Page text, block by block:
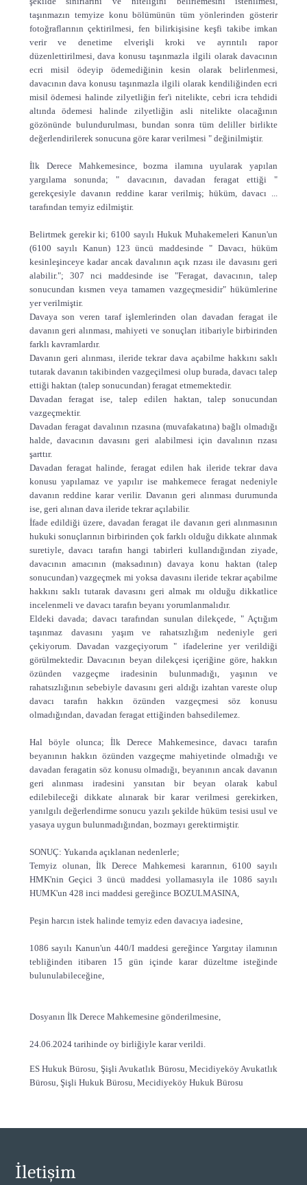
taşınmazın temyize konu bölümünün tüm yönlerinden gösterir
fotoğraflarının çektirilmesi, fen bilirkişisine keşfi takibe imkan
verir ve denetime elverişli kroki ve ayrıntılı rapor
düzenlettirilmesi, dava konusu taşınmazla ilgili olarak davacının
ecri misil ödeyip ödemediğinin kesin olarak belirlenmesi,
davacının dava konusu taşınmazla ilgili olarak kendiliğinden ecri
misil ödemesi halinde zilyetliğin fer'i nitelikte, cebri icra tehdidi
altında ödemesi halinde zilyetliğin asli nitelikte olacağının
gözönünde bulundurulması, bundan sonra tüm deliller birlikte
değerlendirilerek sonucuna göre karar verilmesi " değinilmiştir.
İlk Derece Mahkemesince, bozma ilamına uyularak yapılan
yargılama sonunda; " davacının, davadan feragat ettiği "
gerekçesiyle davanın reddine karar verilmiş; hüküm, davacı ...
tarafından temyiz edilmiştir.
Belirtmek gerekir ki; 6100 sayılı Hukuk Muhakemeleri Kanun'un
(6100 sayılı Kanun) 123 üncü maddesinde " Davacı, hüküm
kesinleşinceye kadar ancak davalının açık rızası ile davasını geri
alabilir."; 307 nci maddesinde ise "Feragat, davacının, talep
sonucundan kısmen veya tamamen vazgeçmesidir" hükümlerine
yer verilmiştir.
Davaya son veren taraf işlemlerinden olan davadan feragat ile
davanın geri alınması, mahiyeti ve sonuçları itibariyle birbirinden
farklı kavramlardır.
Davanın geri alınması, ileride tekrar dava açabilme hakkını saklı
tutarak davanın takibinden vazgeçilmesi olup burada, davacı talep
ettiği haktan (talep sonucundan) feragat etmemektedir.
Davadan feragat ise, talep edilen haktan, talep sonucundan
vazgeçmektir.
Davadan feragat davalının rızasına (muvafakatına) bağlı olmadığı
halde, davacının davasını geri alabilmesi için davalının rızası
şarttır.
Davadan feragat halinde, feragat edilen hak ileride tekrar dava
konusu yapılamaz ve yapılır ise mahkemece feragat nedeniyle
davanın reddine karar verilir. Davanın geri alınması durumunda
ise, geri alınan dava ileride tekrar açılabilir.
İfade edildiği üzere, davadan feragat ile davanın geri alınmasının
hukuki sonuçlarının birbirinden çok farklı olduğu dikkate alınmak
suretiyle, davacı tarafın hangi tabirleri kullandığından ziyade,
davacının amacının (maksadının) davaya konu haktan (talep
sonucundan) vazgeçmek mi yoksa davasını ileride tekrar açabilme
hakkını saklı tutarak davasını geri almak mı olduğu dikkatlice
incelenmeli ve davacı tarafın beyanı yorumlanmalıdır.
Eldeki davada; davacı tarafından sunulan dilekçede, " Açtığım
taşınmaz davasını yaşım ve rahatsızlığım nedeniyle geri
çekiyorum. Davadan vazgeçiyorum " ifadelerine yer verildiği
görülmektedir. Davacının beyan dilekçesi içeriğine göre, hakkın
özünden vazgeçme iradesinin bulunmadığı, yaşının ve
rahatsızlığının sebebiyle davasını geri aldığı izahtan vareste olup
davacı tarafın hakkın özünden vazgeçmesi söz konusu
olmadığından, davadan feragat ettiğinden bahsedilemez.
Hal böyle olunca; İlk Derece Mahkemesince, davacı tarafın
beyanının hakkın özünden vazgeçme mahiyetinde olmadığı ve
davadan feragatin söz konusu olmadığı, beyanının ancak davanın
geri alınması iradesini yansıtan bir beyan olarak kabul
edilebileceği dikkate alınarak bir karar verilmesi gerekirken,
yanılgılı değerlendirme sonucu yazılı şekilde hüküm tesisi usul ve
yasaya uygun bulunmadığından, bozmayı gerektirmiştir.
SONUÇ: Yukarıda açıklanan nedenlerle;
Temyiz olunan, İlk Derece Mahkemesi kararının, 6100 sayılı
HMK'nin Geçici 3 üncü maddesi yollamasıyla ile 1086 sayılı
HUMK'un 428 inci maddesi gereğince BOZULMASINA,
Peşin harcın istek halinde temyiz eden davacıya iadesine,
1086 sayılı Kanun'un 440/I maddesi gereğince Yargıtay ilamının
tebliğinden itibaren 15 gün içinde karar düzeltme isteğinde
bulunulabileceğine,
Dosyanın İlk Derece Mahkemesine gönderilmesine,
24.06.2024 tarihinde oy birliğiyle karar verildi.
ES Hukuk Bürosu, Şişli Avukatlık Bürosu, Mecidiyeköy Avukatlık
Bürosu, Şişli Hukuk Bürosu, Mecidiyeköy Hukuk Bürosu
İletişim